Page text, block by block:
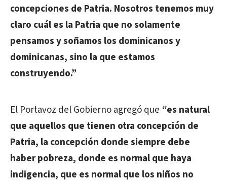
concepciones de Patria. Nosotros tenemos muy
claro cuál es la Patria que no solamente
pensamos y soñamos los dominicanos y
dominicanas, sino la que estamos
construyendo.”
El Portavoz del Gobierno agregó que “es natural
que aquellos que tienen otra concepción de
Patria, la concepción donde siempre debe
haber pobreza, donde es normal que haya
indigencia, que es normal que los niños no